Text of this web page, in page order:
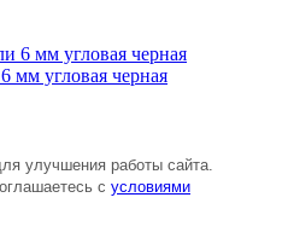
мм угловая черная
улучшения работы сайта.
с условиями